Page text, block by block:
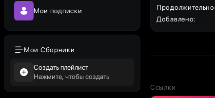
Мои подписки
Мои Сборники
Создать плейлист
Нажмите, чтобы создать
Добавлено:
Ссылки